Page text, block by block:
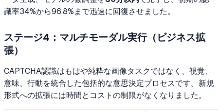
識率34%から96.8%まで迅速に回復させました。
ステージ4：マルチモーダル実行（ビジネス拡
張）
CAPTCHA認識はもはや純粋な画像タスクではなく、視覚、
意味、行動を統合した包括的な意思決定プロセスです。新規
形式への拡張には時間とコストの制限がなくなりました。